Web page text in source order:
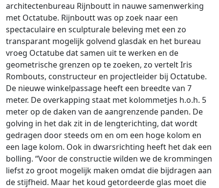
architectenbureau Rijnboutt in nauwe samenwerking
met Octatube. Rijnboutt was op zoek naar een
spectaculaire en sculpturale beleving met een zo
transparant mogelijk golvend glasdak en het bureau
vroeg Octatube dat sa­men uit te werken en de
geometrische grenzen op te zoeken, zo vertelt Iris
Rombouts, constructeur en projectleider bij Octatube.
De nieuwe winkelpassage heeft een breedte van 7
meter. De overkapping staat met kolommetjes h.o.h. 5
meter op de daken van de aangrenzende panden. De
golving in het dak zit in de lengterichting, dat wordt
gedragen door steeds om en om een hoge kolom en
een lage kolom. Ook in dwarsrichting heeft het dak een
bolling. “Voor de constructie wilden we de krommingen
liefst zo groot mogelijk maken omdat die bijdragen aan
de stijf­heid. Maar het koud getordeerde glas moet die